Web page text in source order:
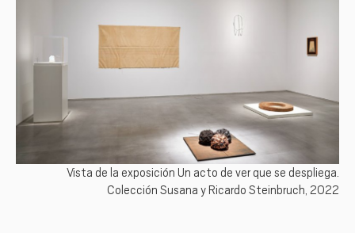
Vista de la exposición Un acto de ver que se despliega.
Colección Susana y Ricardo Steinbruch, 2022